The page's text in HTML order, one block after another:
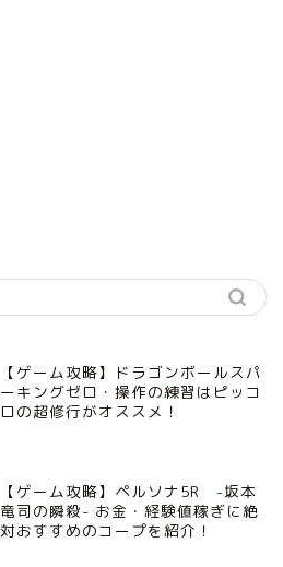
【ゲーム攻略】ドラゴンボールスパ
ーキングゼロ・操作の練習はピッコ
ロの超修行がオススメ！
【ゲーム攻略】ペルソナ5R -坂本
竜司の瞬殺- お金・経験値稼ぎに絶
対おすすめのコープを紹介！